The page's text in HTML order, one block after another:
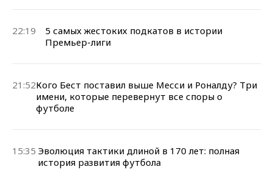
22:19
5 самых жестоких подкатов в истории
Премьер-лиги
21:52Кого Бест поставил выше Месси и Роналду? Три
имени, которые перевернут все споры о
футболе
15:35 Эволюция тактики длиной в 170 лет: полная
история развития футбола